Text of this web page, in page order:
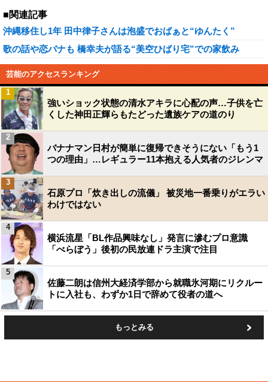
■関連記事
沖縄移住し1年 田中律子さんは泡盛でおばぁと“ゆんたく”
歌の話や恋バナも 橋幸夫が語る“美空ひばり宅”での家飲み
芸能のアクセスランキング
強いショック状態の清水アキラに心配の声…子供を亡
くした神田正輝らもたどった遺族ケアの道のり
1
バナナマン日村が簡単に復帰できそうにない「もう1
つの理由」…レギュラー11本抱える人気者のジレンマ
2
石原プロ「炊き出しの流儀」 被災地一番乗りがエラい
わけではない
3
横浜流星「BL作品興味なし」発言に滲むプロ意識
「べらぼう」後初の民放連ドラ主演で注目
4
佐藤二朗は信州大経済学部から就職氷河期にリクルー
トに入社も、わずか1日で辞めて役者の道へ
5
もっとみる